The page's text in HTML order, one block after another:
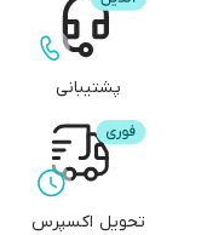
پشتیبانی
تحویل اکسپرس